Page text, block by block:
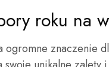
roku na
znaczenie